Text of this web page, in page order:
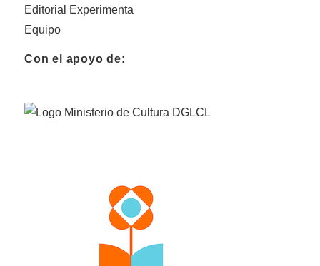
Editorial Experimenta
Equipo
Con el apoyo de: